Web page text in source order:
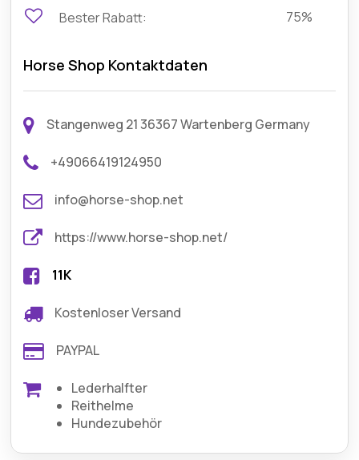
Bester Rabatt:
75%
Horse Shop Kontaktdaten
Stangenweg 21 36367 Wartenberg Germany
+49066419124950
info@horse-shop.net
https://www.horse-shop.net/
11K
Kostenloser Versand
PAYPAL
Lederhalfter
Reithelme
Hundezubehör